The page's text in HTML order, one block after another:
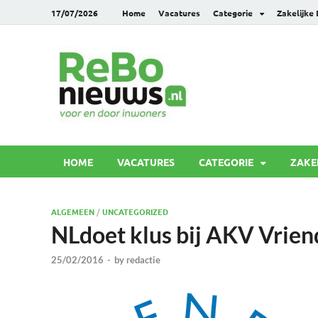
17/07/2026 Home Vacatures Categorie Zakelijke
HOME VACATURES CATEGORIE
ALGEMEEN /UNCATEGORIZED
NLdoet klus bij AKV
25/02/2016 - by redactie